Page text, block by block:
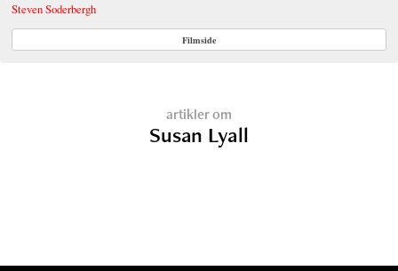
Steven Soderbergh
Filmside
artikler om
Susan Lyall